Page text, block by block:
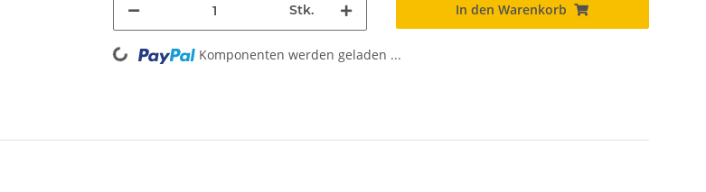
Stk. In den Warenkorb
Loading... Komponenten werden geladen ...